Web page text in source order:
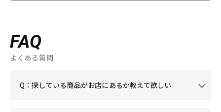
FAQ
よくある質問
Q：探している商品がお店にあるか教えて欲しい